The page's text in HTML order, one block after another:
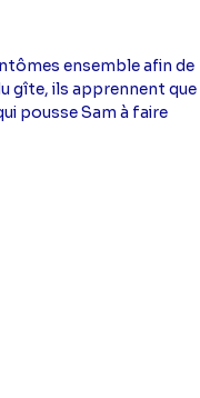
ensemble afin de
gîte, ils apprennent que
pousse Sam à faire